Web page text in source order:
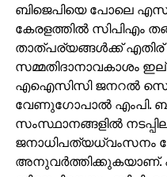
ബിജെപിയെ പോലെ
കേരളത്തില്‍ സിപിഎം
താത്പര്യങ്ങള്‍ക്ക്
സമ്മതിദാനാവകാശം
എഐസിസി ജനറല്‍
വേണുഗോപാല്‍ എംപി.
സംസ്ഥാനങ്ങളില്‍
ജനാധിപത്യധ്വംസനം
അനുവര്‍ത്തിക്കുകയാണ്.